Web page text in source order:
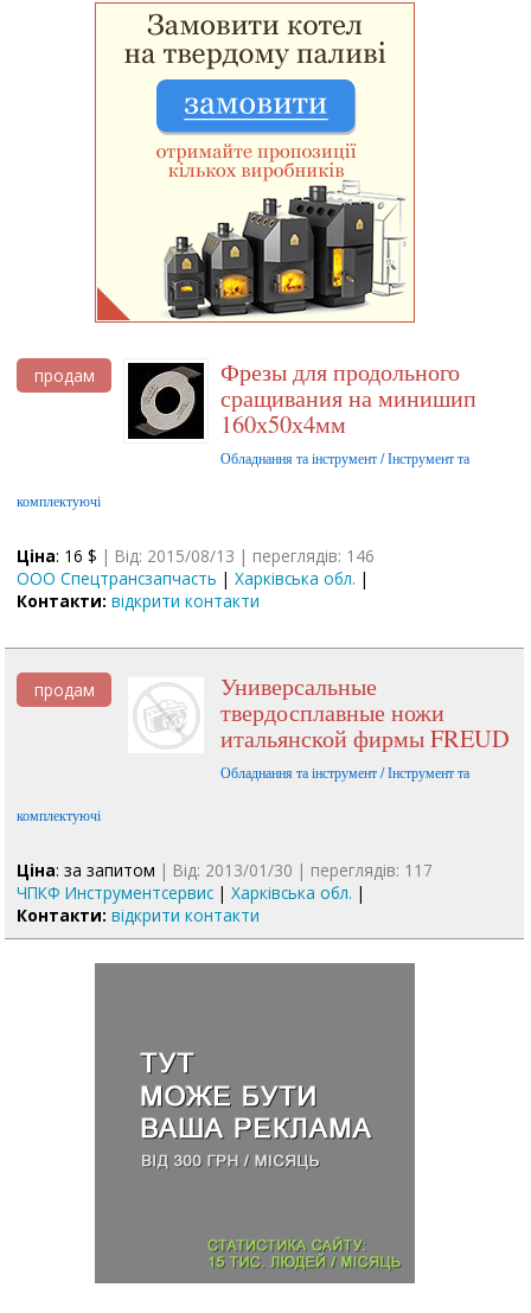
продам Фрезы для продольного
сращивания на минишип
160х50х4мм
Обладнання та інструмент / Інструмент та
комплектуючі
Ціна: 16 $ | Від: 2015/08/13 | переглядів: 146
ООО Спецтрансзапчасть |Харківська обл. |
Контакти: відкрити контакти
продам универсальные
твердосплавные ножи
итальянской фирмы FREUD
Обладнання та інструмент / Інструмент та
комплектуючі
Ціна: за запитом | Від: 2013/01/30 | переглядів: 117
ЧПКФ Инструментсервис |Харківська обл. |
Контакти: відкрити контакти